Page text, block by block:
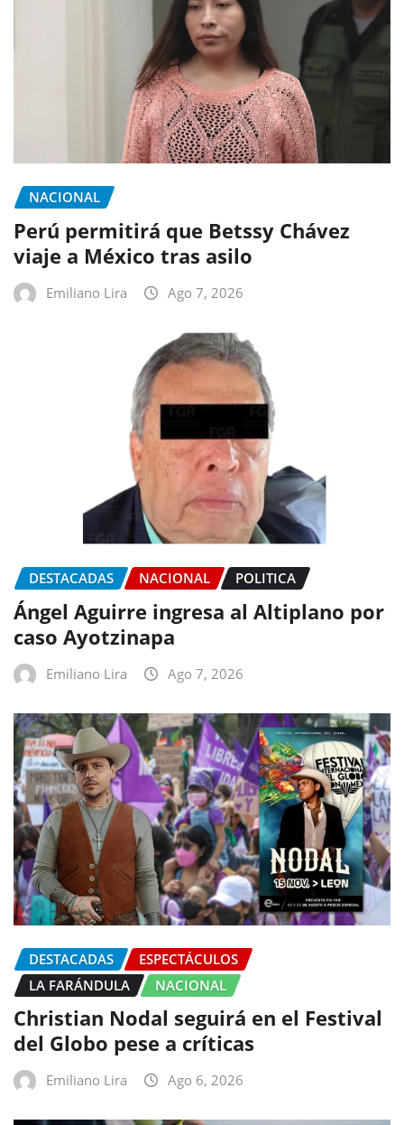
NACIONAL
Perú permitirá que Betssy Chávez
viaje a México tras asilo
Emiliano Lira Ago 7, 2026
DESTACADAS NACIONAL POLITICA
Ángel Aguirre ingresa al Altiplano por
caso Ayotzinapa
Emiliano Lira Ago 7, 2026
DESTACADAS
ESPECTÁCULOS
LA FARÁNDULA
NACIONAL
Christian Nodal seguirá en el Festival
del Globo pese a críticas
Emiliano Lira Ago 6, 2026